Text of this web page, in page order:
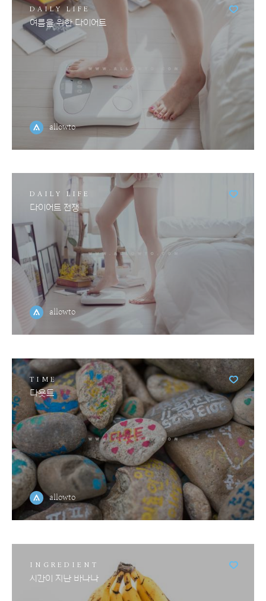
DAILY LIFE
여름을 위한 다이어트
allowto
DAILY LIFE
다이어트 전쟁
allowto
TIME
다욧트
allowto
INGREDIENT
시간이 지난 바나나